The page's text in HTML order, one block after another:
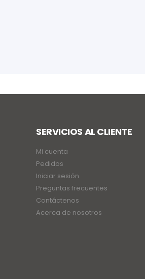
SERVICIOS AL CLIENTE
Mi cuenta
Pedidos
Iniciar sesión
Preguntas frecuentes
Contáctenos
Acerca de nosotros